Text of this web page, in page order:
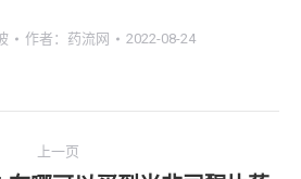
作者： 药流网 2022-08-24
上一页